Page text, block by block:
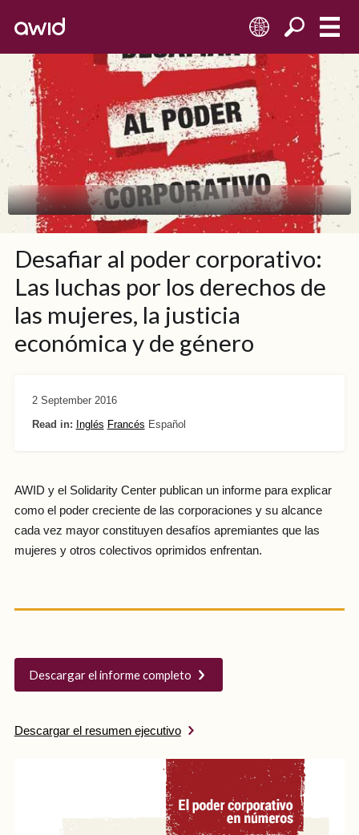
ES
Desafiar al poder corporativo:
Las luchas por los derechos de
las mujeres, la justicia
económica y de género
2 September 2016
Read in: Inglés Francés Español
AWID y el Solidarity Center publican un informe para explicar
como el poder creciente de las corporaciones y su alcance
cada vez mayor constituyen desafíos apremiantes que las
mujeres y otros colectivos oprimidos enfrentan.
Descargar el informe completo
Descargar el resumen ejecutivo